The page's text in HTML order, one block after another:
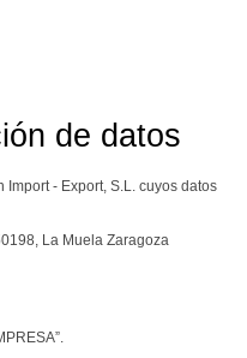
de datos
- Export, S.L. cuyos datos
La Muela Zaragoza